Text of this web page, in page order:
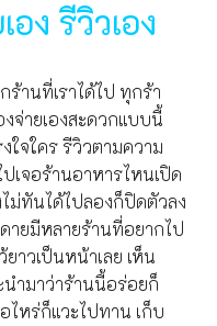
อง รีวิวเอง
านที่เราได้ไป ทุกร้า
งจ่ายเองสะดวกแบบนี้
ใจใคร รีวิวตามความ
เจอร้านอาหารไหนเปิด
ม่ทันได้ไปลองก็ปิดตัวลง
ายมีหลายร้านที่อยากไป
าวเป็นหน้าเลย เห็น
ำมาว่าร้านนี้อร่อยก็
ไหร่ก็แวะไปทาน เก็บ